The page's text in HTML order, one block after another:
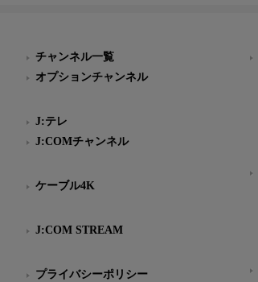
チャンネル一覧
オプションチャンネル
J:テレ
J:COMチャンネル
ケーブル4K
J:COM STREAM
プライバシーポリシー